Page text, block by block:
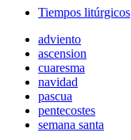
Tiempos litúrgicos
adviento
ascension
cuaresma
navidad
pascua
pentecostes
semana santa